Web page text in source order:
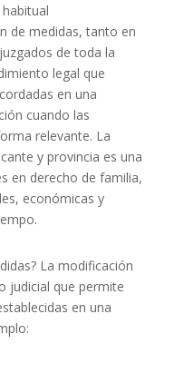
de medidas, tanto en
de toda la
legal que
en una
cuando las
relevante. La
y provincia es una
en derecho de familia,
económicas y
La modificación
judicial que permite
en una